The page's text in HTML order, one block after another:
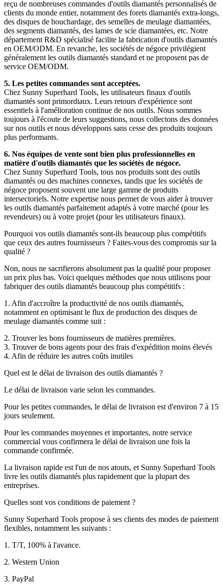
reçu de nombreuses commandes d'outils diamantés personnalisés de
clients du monde entier, notamment des forets diamantés extra-longs,
des disques de bouchardage, des semelles de meulage diamantées,
des segments diamantés, des lames de scie diamantées, etc. Notre
département R&D spécialisé facilite la fabrication d'outils diamantés
en OEM/ODM. En revanche, les sociétés de négoce privilégient
généralement les outils diamantés standard et ne proposent pas de
service OEM/ODM.
5. Les petites commandes sont acceptées.
Chez Sunny Superhard Tools, les utilisateurs finaux d'outils
diamantés sont primordiaux. Leurs retours d'expérience sont
essentiels à l'amélioration continue de nos outils. Nous sommes
toujours à l'écoute de leurs suggestions, nous collectons des données
sur nos outils et nous développons sans cesse des produits toujours
plus performants.
6. Nos équipes de vente sont bien plus professionnelles en
matière d'outils diamantés que les sociétés de négoce.
Chez Sunny Superhard Tools, tous nos produits sont des outils
diamantés ou des machines connexes, tandis que les sociétés de
négoce proposent souvent une large gamme de produits
intersectoriels. Notre expertise nous permet de vous aider à trouver
les outils diamantés parfaitement adaptés à votre marché (pour les
revendeurs) ou à votre projet (pour les utilisateurs finaux).
Pourquoi vos outils diamantés sont-ils beaucoup plus compétitifs
que ceux des autres fournisseurs ? Faites-vous des compromis sur la
qualité ?
Non, nous ne sacrifierons absolument pas la qualité pour proposer
un prix plus bas. Voici quelques méthodes que nous utilisons pour
fabriquer des outils diamantés beaucoup plus compétitifs :
1. Afin d'accroître la productivité de nos outils diamantés,
notamment en optimisant le flux de production des disques de
meulage diamantés comme suit :
2. Trouver les bons fournisseurs de matières premières.
3. Trouver de bons agents pour des frais d'expédition moins élevés
4. Afin de réduire les autres coûts inutiles
Quel est le délai de livraison des outils diamantés ?
Le délai de livraison varie selon les commandes.
Pour les petites commandes, le délai de livraison est d'environ 7 à 15
jours seulement.
Pour les commandes moyennes et importantes, notre service
commercial vous confirmera le délai de livraison une fois la
commande confirmée.
La livraison rapide est l'un de nos atouts, et Sunny Superhard Tools
livre les outils diamantés plus rapidement que la plupart des
entreprises.
Quelles sont vos conditions de paiement ?
Sunny Superhard Tools propose à ses clients des modes de paiement
flexibles, notamment les suivants :
1. T/T, 100% à l'avance.
2. Western Union
3. PayPal